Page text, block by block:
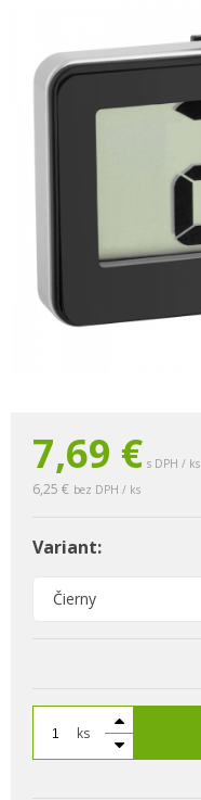
7,69 € s DPH / ks
6,25 € bez DPH / ks
Variant:
Čierny
ks